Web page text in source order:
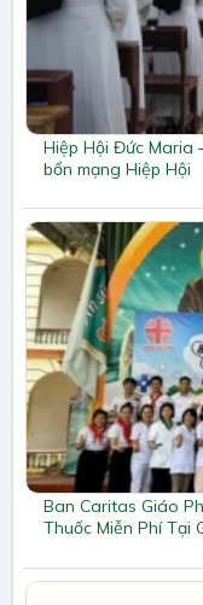
Hiệp Hội Đức Maria
bổn mạng Hiệp Hội
Ban Caritas Giáo
Thuốc Miễn Phí Tại